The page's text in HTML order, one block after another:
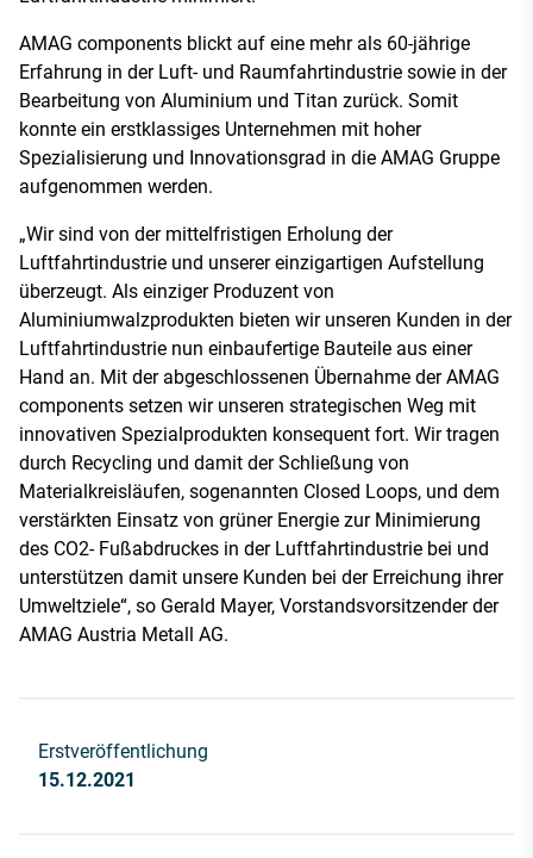
AMAG components blickt auf eine mehr als 60-jährige
Erfahrung in der Luft- und Raumfahrtindustrie sowie in der
Bearbeitung von Aluminium und Titan zurück. Somit
konnte ein erstklassiges Unternehmen mit hoher
Spezialisierung und Innovationsgrad in die AMAG Gruppe
aufgenommen werden.
„Wir sind von der mittelfristigen Erholung der
Luftfahrtindustrie und unserer einzigartigen Aufstellung
überzeugt. Als einziger Produzent von
Aluminiumwalzprodukten bieten wir unseren Kunden in der
Luftfahrtindustrie nun einbaufertige Bauteile aus einer
Hand an. Mit der abgeschlossenen Übernahme der AMAG
components setzen wir unseren strategischen Weg mit
innovativen Spezialprodukten konsequent fort. Wir tragen
durch Recycling und damit der Schließung von
Materialkreisläufen, sogenannten Closed Loops, und dem
verstärkten Einsatz von grüner Energie zur Minimierung
des CO2- Fußabdruckes in der Luftfahrtindustrie bei und
unterstützen damit unsere Kunden bei der Erreichung ihrer
Umweltziele“, so Gerald Mayer, Vorstandsvorsitzender der
AMAG Austria Metall AG.
Erstveröffentlichung
15.12.2021